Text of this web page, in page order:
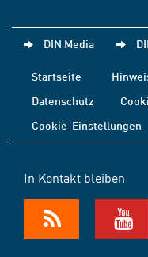
DIN Media
Startseite
Datenschutz
Cookie-Einstellungen
In Kontakt bleiben